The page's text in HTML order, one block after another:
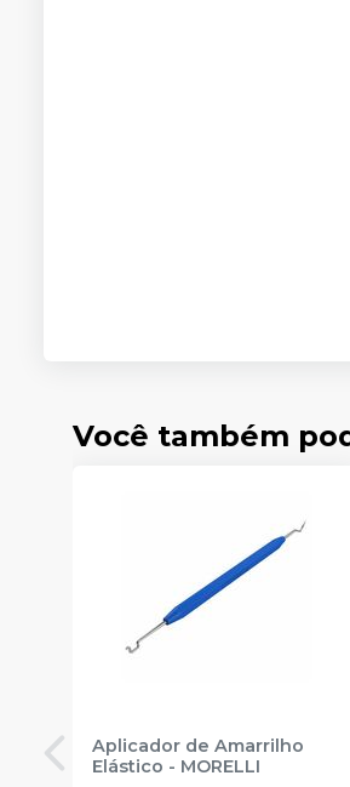
Você também
Aplicador de Amarrilho
Elástico - MORELLI